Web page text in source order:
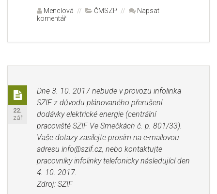
Autor:
Menclová Rubriky:
ČMSZP
Napsat
komentář
názvem
2017
Omezení
provozu
Infolinky
Formát:
Poznámka
Publikováno:
22.
zář
Dne 3. 10. 2017 nebude v provozu infolinka
SZIF z důvodu plánovaného přerušení
dodávky elektrické energie (centrální
pracoviště SZIF Ve Smečkách č. p. 801/33).
Vaše dotazy zasílejte prosím na e-mailovou
adresu info@szif.cz, nebo kontaktujte
pracovníky infolinky telefonicky následující den
4. 10. 2017.
Zdroj: SZIF